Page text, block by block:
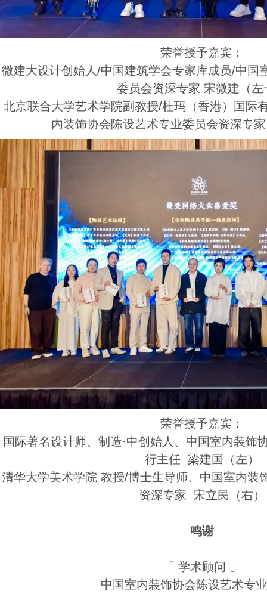
荣誉授予嘉宾：
微建大设计创始人/中国建筑学会专家库成员/中国
委员会资深专家 宋微建（左
北京联合大学艺术学院副教授/杜玛（香港）国际
内装饰协会陈设艺术专业委员会资深专
荣誉授予嘉宾：
国际著名设计师、制造·中创始人、中国室内装饰
行主任 梁建国（左）
清华大学美术学院 教授/博士生导师、中国室内装
资深专家 宋立民（右）
鸣谢
「 学术顾问 」
中国室内装饰协会陈设艺术专